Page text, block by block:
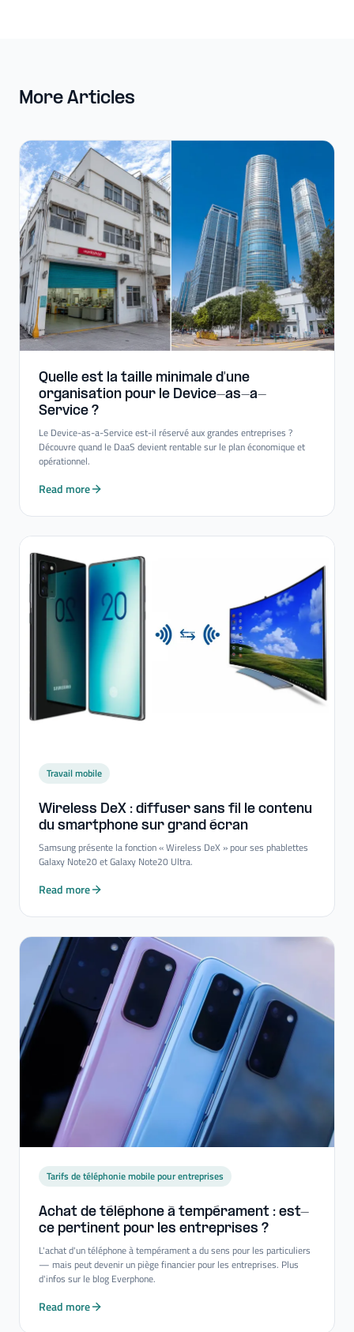
More Articles
Quelle est la taille minimale d'une
organisation pour le Device-​as-​a-​
Service ?
Le Device-as-a-Service est-il réservé aux grandes entreprises ?
Découvre quand le DaaS devient rentable sur le plan économique et
opérationnel.
Read more
Travail mobile
Wireless DeX : diffuser sans fil le contenu
du smartphone sur grand écran
Samsung présente la fonction « Wireless DeX » pour ses phablettes
Galaxy Note20 et Galaxy Note20 Ultra.
Read more
Tarifs de téléphonie mobile pour entreprises
Achat de téléphone à tempérament : est-​
ce pertinent pour les entreprises ?
L'achat d'un téléphone à tempérament a du sens pour les particuliers
— mais peut devenir un piège financier pour les entreprises. Plus
d'infos sur le blog Everphone.
Read more